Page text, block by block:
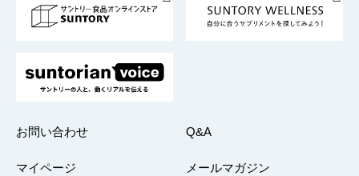
採用情報
お問い合わせ Q&A
マイページ メールマガジン